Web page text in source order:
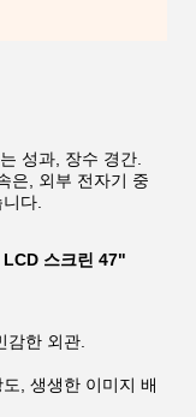
성과, 장수 경간.
은, 외부 전자기 중
다.
스크린 47"
감한 외관.
, 생생한 이미지 배